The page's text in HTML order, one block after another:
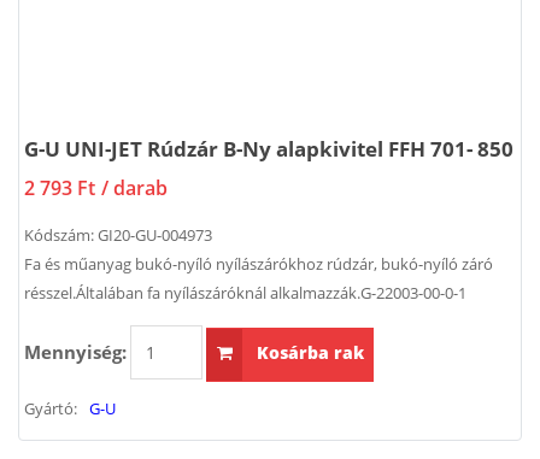
G-U UNI-JET Rúdzár B-Ny alapkivitel FFH 701- 850
2 793 Ft / darab
Kódszám:GI20-GU-004973
Fa és műanyag bukó-nyíló nyílászárókhoz rúdzár, bukó-nyíló záró
résszel.Általában fa nyílászáróknál alkalmazzák.G-22003-00-0-1
Mennyiség: Kosárba rak
Gyártó: G-U